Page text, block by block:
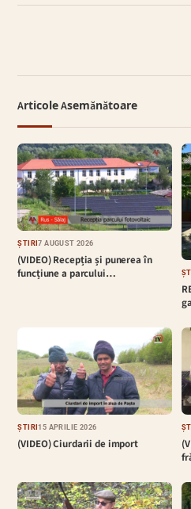
Articole Asemănătoare
ȘTIRI7 AUGUST 2026
(VIDEO) Recepția și punerea în
funcțiune a parcului…
ȘTIRI15 APRILIE 2026
(VIDEO) Ciurdarii de import